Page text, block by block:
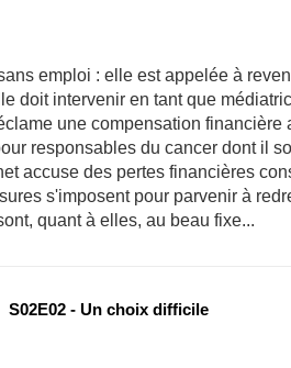
emploi : elle est appelée à
doit intervenir en tant que
une compensation financière
responsables du cancer dont il
accuse des pertes financières
s'imposent pour parvenir à
quant à elles, au beau fixe...
S02E02 - Un choix difficile